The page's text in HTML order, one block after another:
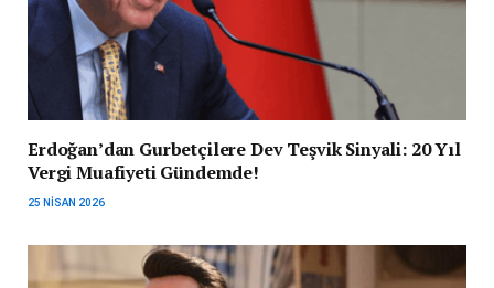
Erdoğan’dan Gurbetçilere Dev Teşvik Sinyali: 20 Yıl
Vergi Muafiyeti Gündemde!
25 NISAN 2026